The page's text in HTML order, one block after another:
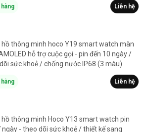
Liên hệ
thông minh hoco Y19 smart watch màn
hỗ trợ cuộc gọi - pin đến 10 ngày /
sức khoẻ / chống nước IP68 (3 màu)
Liên hệ
thông minh Hoco Y13 smart watch pin
ngày - theo dõi sức khoẻ / thiết kế sang